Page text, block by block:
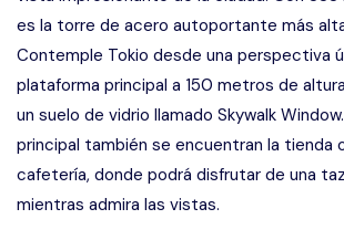
es la torre de acero autoportante más
Contemple Tokio desde una perspectiva
plataforma principal a 150 metros de
un suelo de vidrio llamado Skywalk
principal también se encuentran la tienda
cafetería, donde podrá disfrutar de una
mientras admira las vistas.